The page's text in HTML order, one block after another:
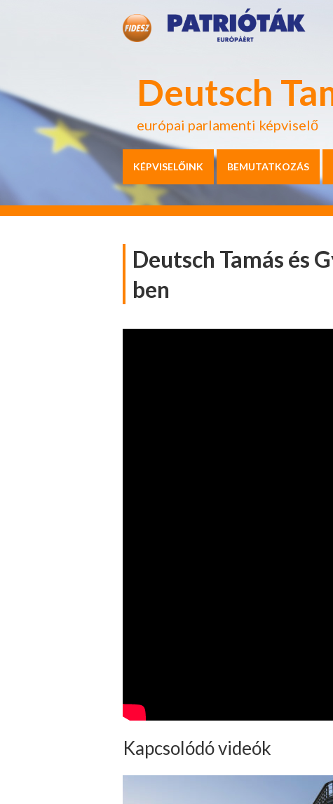
Deutsch
európai parlamenti képviselő
KÉPVISELŐINK BEMUTATKOZÁS
Deutsch Tamás és
ben
Kapcsolódó videók